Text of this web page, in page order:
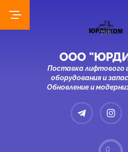
ООО
Поставка лифтового
оборудования и
Обновление и